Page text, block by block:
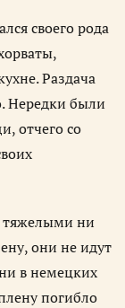
своего рода
Раздача
Нередки были
отчего со
тяжелыми ни
они не идут
в немецких
погибло